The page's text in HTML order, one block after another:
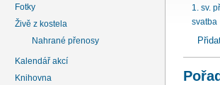
Fotky
Živě z kostela
Nahrané přenosy
Kalendář akcí
Knihovna
1. sv.
svatba